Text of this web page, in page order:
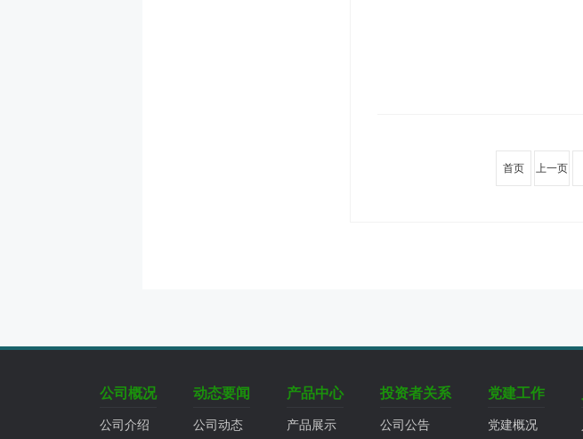
首页 上一页
公司概况
公司介绍
动态要闻
公司动态
产品中心
产品展示
投资者关系
公司公告
党建工作
党建概况